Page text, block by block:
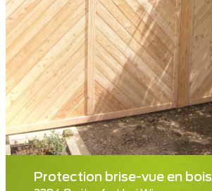
Protection brise-vue en bois